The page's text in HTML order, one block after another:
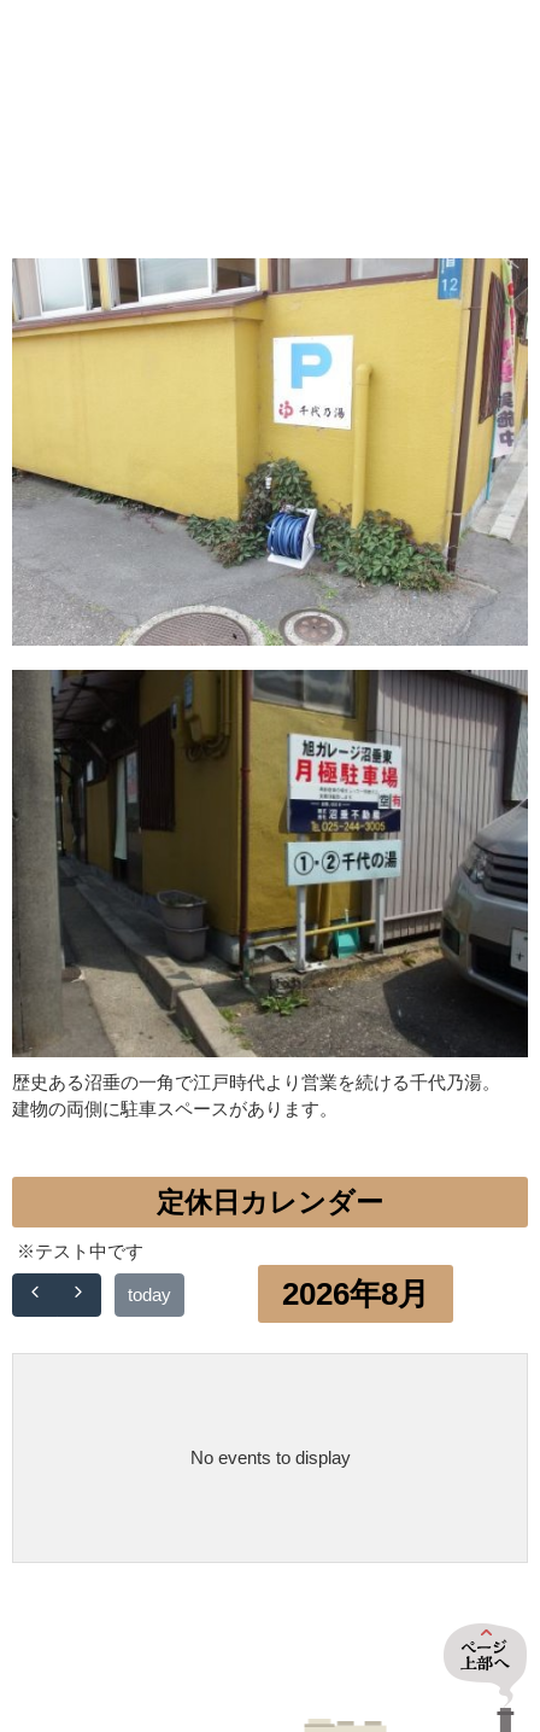
歴史ある沼垂の一角で江戸時代より営業を続ける千代乃湯。
建物の両側に駐車スペースがあります。
定休日カレンダー
※テスト中です
today 2026年8月
No events to display